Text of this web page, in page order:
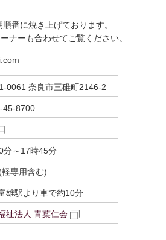
番に焼き上げております。
ナーも合わせてご覧ください。
0061 奈良市三碓町2146-2
45-8700
分～17時45分
専用含む)
雄駅より車で約10分
祉法人 青葉仁会